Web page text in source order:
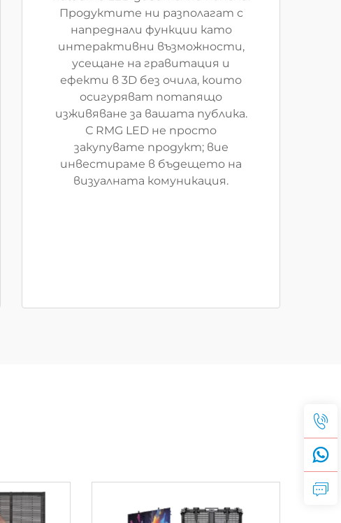
Продуктите ни разполагат с
напреднали функции като
интерактивни възможности,
усещане на гравитация и
ефекти в 3D без очила, които
осигуряват потапящо
изживяване за вашата публика.
С RMG LED не просто
закупувате продукт; вие
инвестираме в бъдещето на
визуалната комуникация.